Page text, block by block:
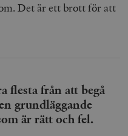
Det är ett brott för att
flesta från att begå
grundläggande
är rätt och fel.